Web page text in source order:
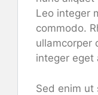
Leo integer
commodo.
ullamcorper
integer eget
Sed enim ut